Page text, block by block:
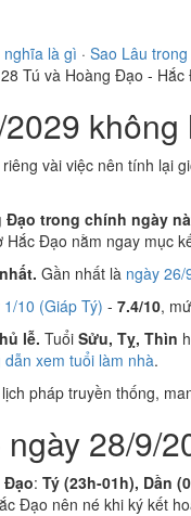
là gì · Sao Lâu trong
Tú và Hoàng Đạo - Hắc
vài việc nên tính lại
trong chính ngày
Đạo nằm ngay mục
Gần nhất là ngày 26/
1/10 (Giáp Tý) - 7.4/10,
lễ. Tuổi Sửu, Tỵ, Thìn
dẫn xem tuổi làm nhà.
pháp truyền thống,
28/9/
Đạo: Tý (23h-01h), Dần
Đạo nên né khi ký kết